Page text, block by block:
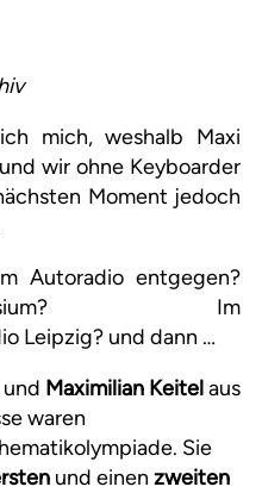
mich, weshalb Maxi
wir ohne Keyboarder
Moment jedoch
Autoradio entgegen?
Im
Leipzig? und dann …
Maximilian Keitelaus
waren
Sie
und einen zweiten